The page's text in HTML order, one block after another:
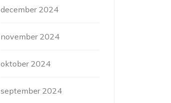
december 2024
november 2024
oktober 2024
september 2024